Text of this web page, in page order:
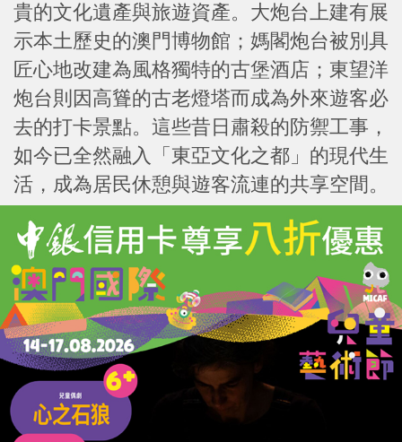
貴的文化遺產與旅遊資產。大炮台上建有展
示本土歷史的澳門博物館；媽閣炮台被別具
匠心地改建為風格獨特的古堡酒店；東望洋
炮台則因高聳的古老燈塔而成為外來遊客必
去的打卡景點。這些昔日肅殺的防禦工事，
如今已全然融入「東亞文化之都」的現代生
活，成為居民休憩與遊客流連的共享空間。
從爐火熊熊的鑄炮重地，到綠茵漫漫的歷史
景區，澳門的炮台群落平穩地完成了從「海
防盾牌」到「文化地標」的歲月轉身。那一
排排昂首向天的烏黑炮管，早已不再承載刀
光劍影，僅默默見證著這座「世界旅遊休閒
中心」城市的和平與繁榮。